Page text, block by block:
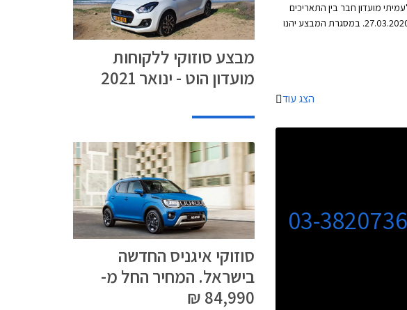
מועדון חבר בין התאריכים
28.04.2020 - 27.03.2020. במסגרת המבצע יהנו
מולטימדיה עם אפליקציית
הצג עוד
03-3820736
מבצע סוזוקי ללקוחות
מועדון הוט - ינואר 2021
סוזוקי איגניס החדשה
בישראל. המחיר החל מ-
84,990 ₪